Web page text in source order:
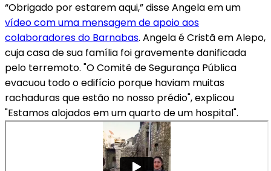
“Obrigado por estarem aqui,” disse Angela em um
vídeo com uma mensagem de apoio aos
colaboradores do Barnabas. Angela é Cristã em Alepo,
cuja casa de sua família foi gravemente danificada
pelo terremoto. "O Comitê de Segurança Pública
evacuou todo o edifício porque haviam muitas
rachaduras que estão no nosso prédio", explicou
"Estamos alojados em um quarto de um hospital".